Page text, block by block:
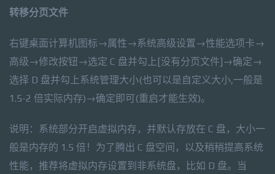
转移分页文件
右键桌面计算机图标→属性→系统高级设置→性能选项卡→
高级→修改按钮→选定 C 盘并勾上[没有分页文件]→确定→
选择 D 盘并勾上系统管理大小(也可以是自定义大小,一般是
1.5-2 倍实际内存)→确定即可(重启才能生效)。
说明：系统部分开启虚拟内存，并默认存放在 C 盘，大小一
般是内存的 1.5 倍！为了腾出 C 盘空间，以及稍稍提高系统
性能，推荐将虚拟内存设置到非系统盘，比如 D 盘。当